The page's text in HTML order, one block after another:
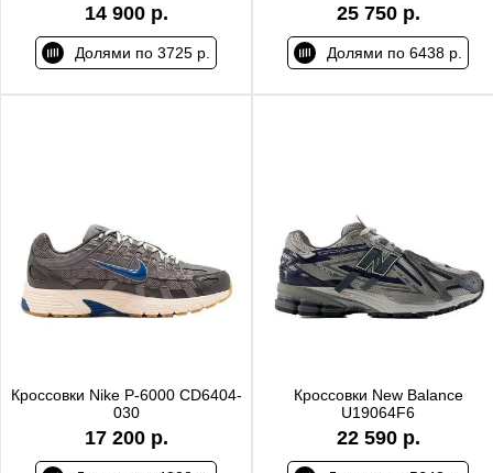
14 900 р.
Долями по 3725 р.
25 750 р.
Долями по 6438 р.
Кроссовки Nike P-6000 CD6404-
030
17 200 р.
Кроссовки New Balance
U19064F6
22 590 р.